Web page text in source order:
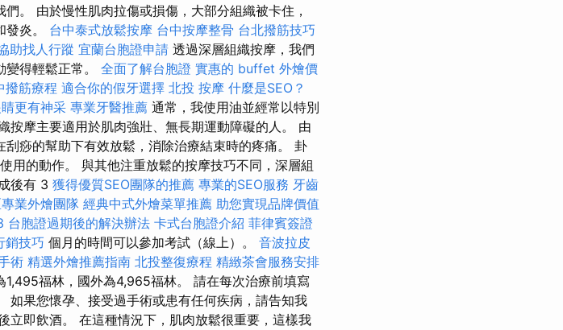
。 由於慢性肌肉拉傷或損傷，大部分組織被卡住，
炎。 台中泰式放鬆按摩 台中按摩整骨 台北撥筋技巧
助找人行蹤 宜蘭台胞證申請 透過深層組織按摩，我們
得輕鬆正常。 全面了解台胞證 實惠的 buffet 外燴價
撥筋療程 適合你的假牙選擇 北投 按摩 什麼是SEO？
更有神采 專業牙醫推薦 通常，我使用油並經常以特別
按摩主要適用於肌肉強壯、無長期運動障礙的人。 由
痧的幫助下有效放鬆，消除治療結束時的疼痛。 卦
用的動作。 與其他注重放鬆的按摩技巧不同，深層組
後有 3 獲得優質SEO團隊的推薦 專業的SEO服務 牙齒
業外燴團隊 經典中式外燴菜單推薦 助您實現品牌價值
台胞證過期後的解決辦法 卡式台胞證介紹 菲律賓簽證
銷技巧 個月的時間可以參加考試（線上）。 音波拉皮
術 精選外燴推薦指南 北投整復療程 精緻茶會服務安排
福林，國外為4,965福林。 請在每次治療前填寫
如果您懷孕、接受過手術或患有任何疾病，請告知我
立即飲酒。 在這種情況下，肌肉放鬆很重要，這樣我